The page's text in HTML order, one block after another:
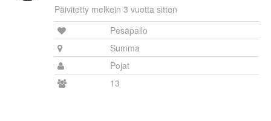
Päivitetty melkein 3 vuotta sitten
Pesäpallo
Summa
Pojat
13